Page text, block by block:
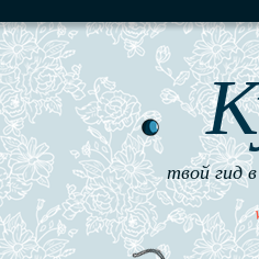
твой гид